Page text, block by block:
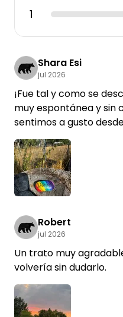
1
Shara Esi
jul 2026
¡Fue tal y como se
muy espontánea y sin
sentimos a gusto
trenes son una
😃. Gracias al baño y a
cuatro días de
autocaravana y la
Robert
jul 2026
Un trato muy
volvería sin dudarlo.